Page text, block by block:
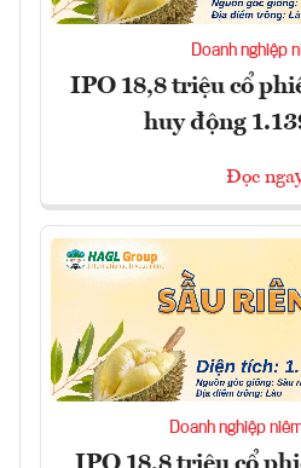
Doanh nghiệp
IPO 18,8 triệu cổ
huy động
Đọc
Doanh nghiệp